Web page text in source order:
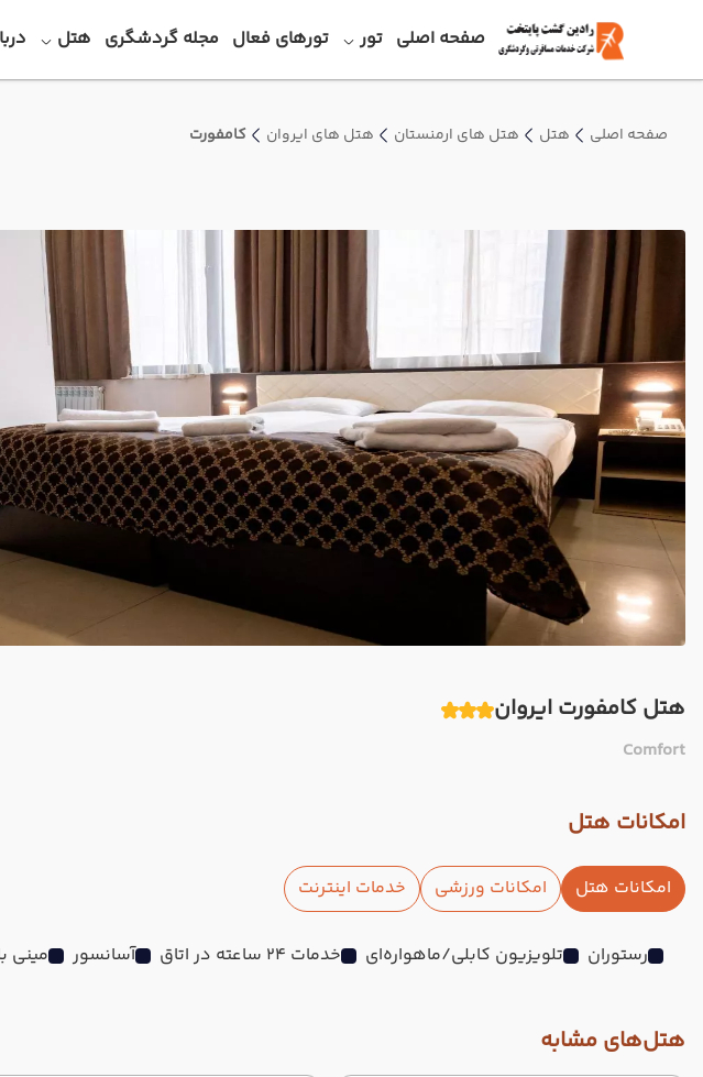
صفحه اصلی تور تورهای فعال مجله گردشگری هتل
صفحه اصلی هتل هتل های ارمنستان هتل های ایروان کامفورت
هتل کامفورت ایروان
Comfort
امکانات هتل
امکانات هتل امکانات ورزشی خدمات اینترنت
رستوران تلویزیون کابلی/ماهواره‌ای خدمات 24 ساعته در اتاق آسانسور مینی
هتل‌های مشابه